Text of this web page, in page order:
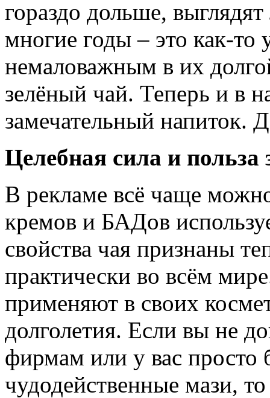
гораздо дольше,
многие годы – это как-то
немаловажным в их
зелёный чай. Теперь и в
замечательный напиток.
Целебная сила и польза
В рекламе всё чаще
кремов и БАДов
свойства чая признаны
практически во всём
применяют в своих
долголетия. Если вы не
фирмам или у вас просто
чудодейственные мази,